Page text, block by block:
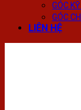
GÓC
GÓC
LIÊN HỆ